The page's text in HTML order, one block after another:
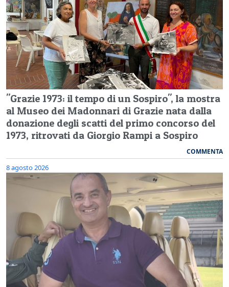
"Grazie 1973: il tempo di un Sospiro", la mostra
al Museo dei Madonnari di Grazie nata dalla
donazione degli scatti del primo concorso del
1973, ritrovati da Giorgio Rampi a Sospiro
COMMENTA
8 agosto 2026